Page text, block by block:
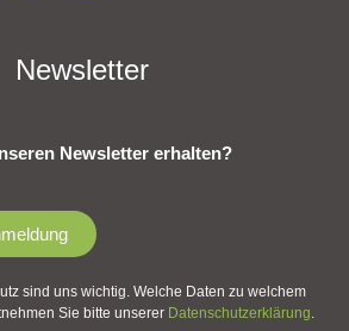
Newsletter
Newsletter erhalten?
sind uns wichtig. Welche Daten zu welchem
Sie bitte unserer Datenschutzerklärung